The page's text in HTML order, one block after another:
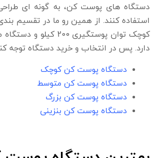
دستگاه های پوست کن، به گونه ای
استفاده کنند. از همین رو ما در تقسیم
دارد. پس در انتخاب و خرید دستگاه توجه
دستگاه پوست کن کوچک
دستگاه پوست کن متوسط
دستگاه پوست کن بزرگ
دستگاه پوست کن بنزینی